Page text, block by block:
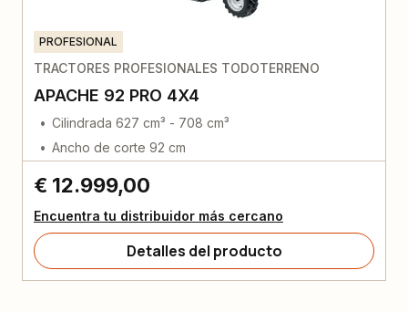
PROFESIONAL
TRACTORES PROFESIONALES TODOTERRENO
APACHE 92 PRO 4X4
Cilindrada 627 cm³ - 708 cm³
Ancho de corte 92 cm
€ 12.999,00
Encuentra tu distribuidor más cercano
Detalles del producto